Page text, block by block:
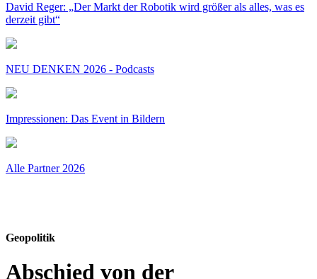
David Reger: „Der Markt der Robotik wird größer als alles, was es
derzeit gibt“
NEU DENKEN 2026 - Podcasts
Impressionen: Das Event in Bildern
Alle Partner 2026
Geopolitik
Abschied von der